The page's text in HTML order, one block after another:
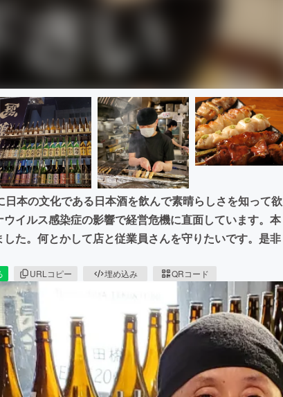
本の文化である日本酒を飲んで素晴らしさを知って欲
イルス感染症の影響で経営危機に直面しています。本
た。何とかして店と従業員さんを守りたいです。是非
URLコピー 埋め込み QRコード